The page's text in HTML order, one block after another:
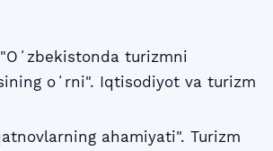
turizmni
oʻrni". Iqtisodiyot va turizm
ahamiyati". Turizm